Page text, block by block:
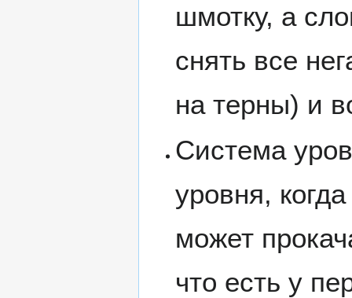
шмотку, а
снять все
на терны) и
Система
уровня,
может
что есть у